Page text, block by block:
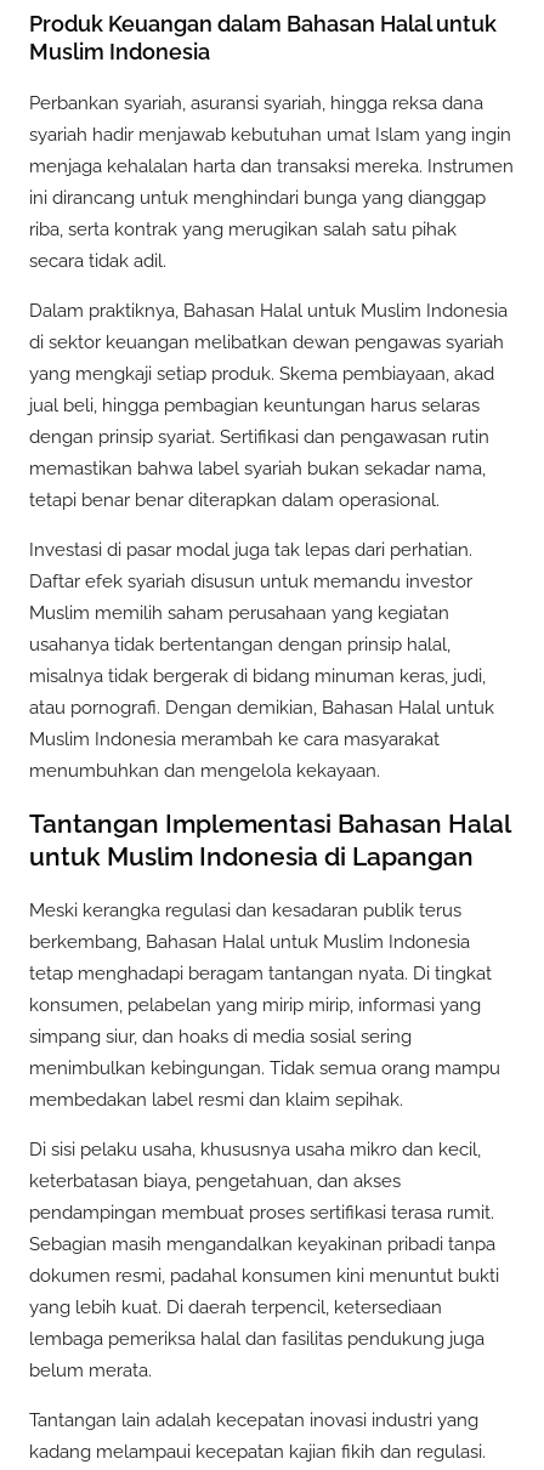
Produk Keuangan dalam Bahasan Halal untuk
Muslim Indonesia
Perbankan syariah, asuransi syariah, hingga reksa dana
syariah hadir menjawab kebutuhan umat Islam yang ingin
menjaga kehalalan harta dan transaksi mereka. Instrumen
ini dirancang untuk menghindari bunga yang dianggap
riba, serta kontrak yang merugikan salah satu pihak
secara tidak adil.
Dalam praktiknya, Bahasan Halal untuk Muslim Indonesia
di sektor keuangan melibatkan dewan pengawas syariah
yang mengkaji setiap produk. Skema pembiayaan, akad
jual beli, hingga pembagian keuntungan harus selaras
dengan prinsip syariat. Sertifikasi dan pengawasan rutin
memastikan bahwa label syariah bukan sekadar nama,
tetapi benar benar diterapkan dalam operasional.
Investasi di pasar modal juga tak lepas dari perhatian.
Daftar efek syariah disusun untuk memandu investor
Muslim memilih saham perusahaan yang kegiatan
usahanya tidak bertentangan dengan prinsip halal,
misalnya tidak bergerak di bidang minuman keras, judi,
atau pornografi. Dengan demikian, Bahasan Halal untuk
Muslim Indonesia merambah ke cara masyarakat
menumbuhkan dan mengelola kekayaan.
Tantangan Implementasi Bahasan Halal
untuk Muslim Indonesia di Lapangan
Meski kerangka regulasi dan kesadaran publik terus
berkembang, Bahasan Halal untuk Muslim Indonesia
tetap menghadapi beragam tantangan nyata. Di tingkat
konsumen, pelabelan yang mirip mirip, informasi yang
simpang siur, dan hoaks di media sosial sering
menimbulkan kebingungan. Tidak semua orang mampu
membedakan label resmi dan klaim sepihak.
Di sisi pelaku usaha, khususnya usaha mikro dan kecil,
keterbatasan biaya, pengetahuan, dan akses
pendampingan membuat proses sertifikasi terasa rumit.
Sebagian masih mengandalkan keyakinan pribadi tanpa
dokumen resmi, padahal konsumen kini menuntut bukti
yang lebih kuat. Di daerah terpencil, ketersediaan
lembaga pemeriksa halal dan fasilitas pendukung juga
belum merata.
Tantangan lain adalah kecepatan inovasi industri yang
kadang melampaui kecepatan kajian fikih dan regulasi.